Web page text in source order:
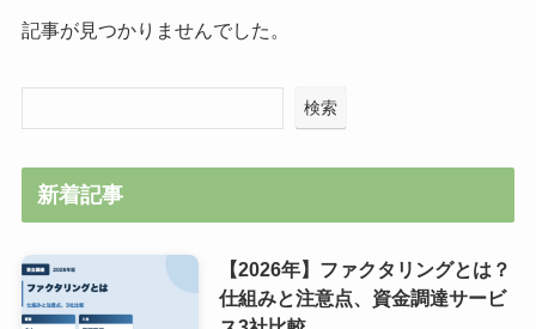
記事が見つかりませんでした。
検索
新着記事
【2026年】ファクタリングとは？
仕組みと注意点、資金調達サービ